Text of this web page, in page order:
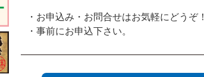
・お申込み・お問合せはお気軽にどうぞ！
・事前にお申込下さい。